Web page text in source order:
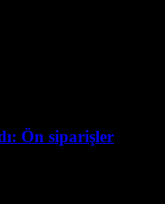
Ön siparişler